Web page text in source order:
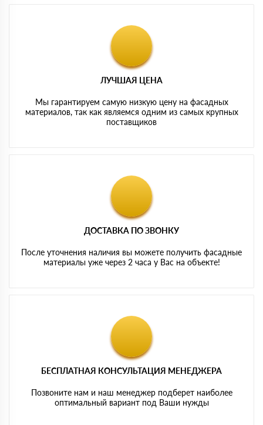
ЛУЧШАЯ ЦЕНА
Мы гарантируем самую низкую цену на фасадных
материалов, так как являемся одним из самых крупных
поставщиков
ДОСТАВКА ПО ЗВОНКУ
После уточнения наличия вы можете получить фасадные
материалы уже через 2 часа у Вас на объекте!
БЕСПЛАТНАЯ КОНСУЛЬТАЦИЯ МЕНЕДЖЕРА
Позвоните нам и наш менеджер подберет наиболее
оптимальный вариант под Ваши нужды